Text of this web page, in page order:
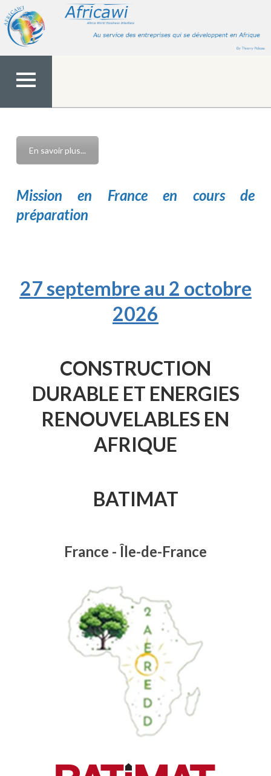
contenu
MENU
En savoir plus...
Mission en France en cours de
préparation
27 septembre au 2 octobre
2026
CONSTRUCTION
DURABLE ET ENERGIES
RENOUVELABLES EN
AFRIQUE
BATIMAT
France - Île-de-France